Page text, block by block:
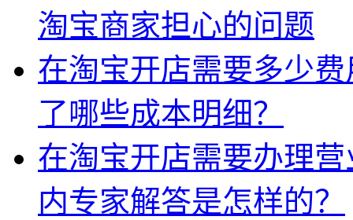
淘宝商家担心的问题
在淘宝开店需要多少
了哪些成本明细？
在淘宝开店需要办理
内专家解答是怎样的？